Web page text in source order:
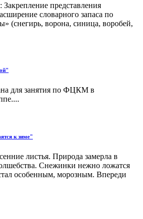
представления
словарного запаса по
(снегирь, ворона, синица, воробей,
для занятия по ФЦКМ в
к зиме"
листья. Природа замерла в
Снежинки нежно ложатся
особенным, морозным. Впереди